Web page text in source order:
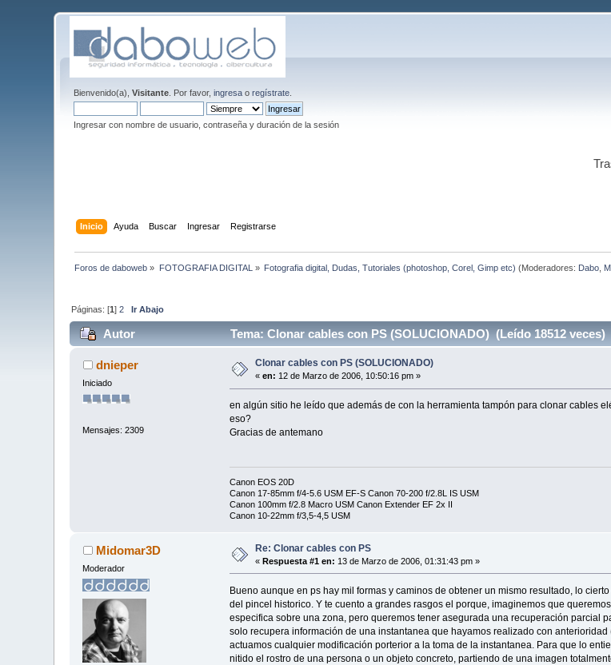
Bienvenido(a),Visitante . Por favor,ingresa oregístrate
Ingresar con nombre de usuario, contraseña y duración de la sesión
Inicio Ayuda Buscar Ingresar Registrarse
Foros de daboweb » FOTOGRAFIA DIGITAL » Fotografia digital, Dudas, Tutoriales (photoshop, Corel, Gimp etc) (Moderadores: Dabo
Páginas: [1]2 Ir Abajo
Autor Tema: Clonar cables con PS (SOLUCIONADO) (Leído 18512 veces)
dnieper
Iniciado
Mensajes: 2309
Clonar cables con PS (SOLUCIONADO)
«en: 12 de Marzo de 2006, 10:50:16 pm »
en algún sitio he leído que además de con la herramienta tampón para clonar cables
eso?
Gracias de antemano
Canon EOS 20D
Canon 17-85mm f/4-5.6 USM EF-S Canon 70-200 f/2.8L IS USM
Canon 100mm f/2.8 Macro USM Canon Extender EF 2x II
Canon 10-22mm f/3,5-4,5 USM
Midomar3D
Moderador
Re: Clonar cables con PS
«Respuesta #1 en: 13 de Marzo de 2006, 01:31:43 pm »
Bueno aunque en ps hay mil formas y caminos de obtener un mismo resultado, lo
del pincel historico. Y te cuento a grandes rasgos el porque, imaginemos que
especifica sobre una zona, pero queremos tener asegurada una recuperación parcial
solo recupera información de una instantanea que hayamos realizado con
actuamos cualquier modificación porterior a la toma de la instantanea. Para que lo
nitido el rostro de una persona o un objeto concreto, partiendo de una imagen